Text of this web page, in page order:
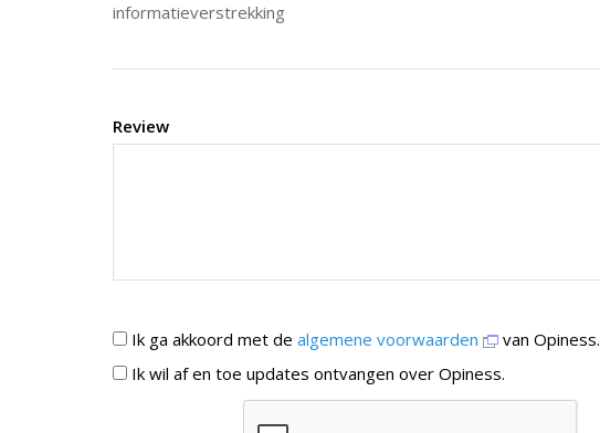
informatieverstrekking
Review
Ik ga akkoord met de algemene voorwaarden
van Opiness.
Ik wil af en toe updates ontvangen over Opiness.